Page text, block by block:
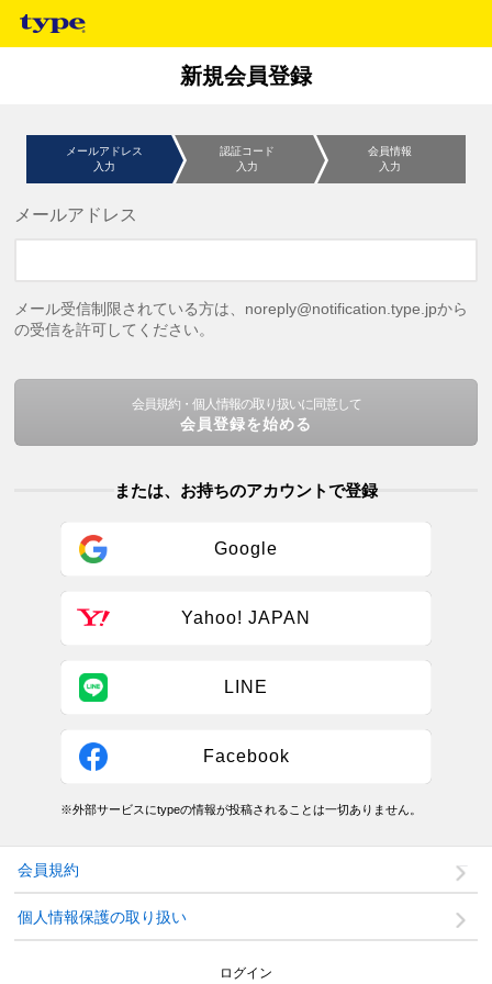
新規会員登録
メールアドレス
入力
認証コード
入力
会員情報
入力
メールアドレス
メール受信制限されている方は、noreply@notification.type.jpから
の受信を許可してください。
会員規約・個人情報の取り扱いに同意して
会員登録を始める
または、お持ちのアカウントで登録
Google
Yahoo! JAPAN
LINE
Facebook
※外部サービスにtypeの情報が投稿されることは一切ありません。
会員規約
個人情報保護の取り扱い
ログイン